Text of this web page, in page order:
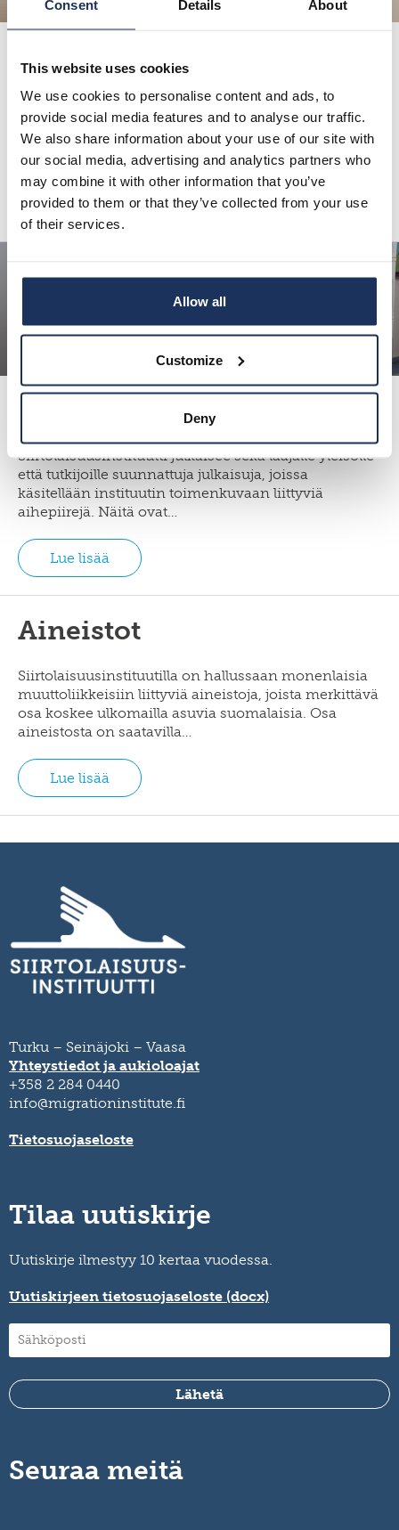
Consent Details About
This website uses cookies
We use cookies to personalise content and ads, to
provide social media features and to analyse our traffic.
We also share information about your use of our site with
our social media, advertising and analytics partners who
may combine it with other information that you’ve
provided to them or that they’ve collected from your use
of their services.
Allow all
Customize
Deny
Tutkimus
Siirtolaisuusinstituutin tutkimus keskittyy
muuttoliikkeisiin ja niiden vaikutuksiin. Tutkimme
muuttoliikkeitä niin nykypäivänä kuin
menneisyydessä. Siirtolaisuusinstituutin erityinen…
Lue lisää
Siirtolaisuusinstituutti julkaisee sekä laajalle yleisölle
että tutkijoille suunnattuja julkaisuja, joissa
käsitellään instituutin toimenkuvaan liittyviä
aihepiirejä. Näitä ovat…
Lue lisää
Aineistot
Siirtolaisuusinstituutilla on hallussaan monenlaisia
muuttoliikkeisiin liittyviä aineistoja, joista merkittävä
osa koskee ulkomailla asuvia suomalaisia. Osa
aineistosta on saatavilla…
Lue lisää
Turku – Seinäjoki – Vaasa
Yhteystiedot ja aukioloajat
+358 2 284 0440
info@migrationinstitute.fi
Tietosuojaseloste
Tilaa uutiskirje
Uutiskirje ilmestyy 10 kertaa vuodessa.
Uutiskirjeen tietosuojaseloste (docx)
Seuraa meitä